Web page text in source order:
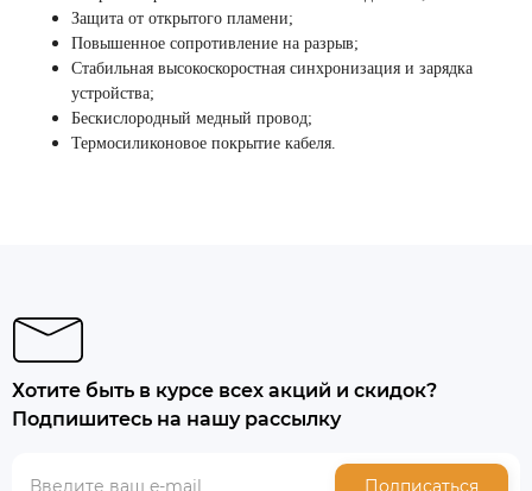
Защита от открытого пламени;
Повышенное сопротивление на разрыв;
Стабильная высокоскоростная синхронизация и зарядка
устройства;
Бескислородный медный провод;
Термосиликоновое покрытие кабеля.
Хотите быть в курсе всех акций и скидок?
Подпишитесь на нашу рассылку
Подписаться